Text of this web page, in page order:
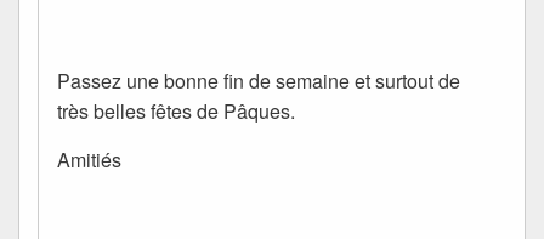
Passez une bonne fin de semaine et surtout de
très belles fêtes de Pâques.
Amitiés